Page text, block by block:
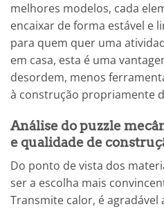
melhores modelos, cada
encaixar de forma estável e
para quem quer uma
em casa, esta é uma
desordem, menos
à construção propriamente
Análise do puzzle
e qualidade de
Do ponto de vista dos
ser a escolha mais
Transmite calor, é